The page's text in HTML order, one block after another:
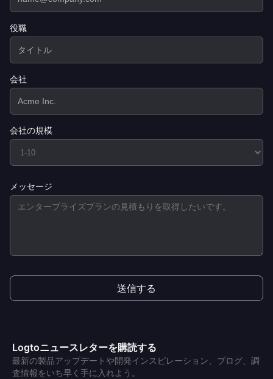
役職
会社
会社の規模
メッセージ
送信する
Logtoニュースレターを購読する
最新の製品アップデートや開発インスピレーション、ブログ、調
査情報をいち早く手に入れよう。